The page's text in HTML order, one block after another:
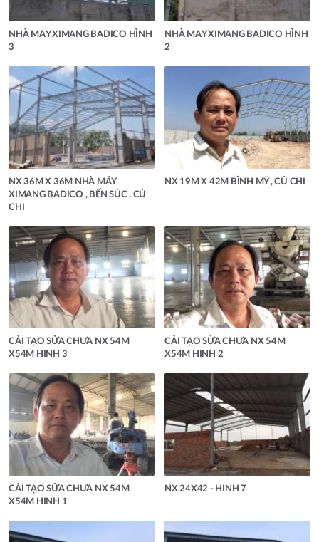
NHÀ MAY XIMANG BADICO HÌNH
3
NHÀ MAY XIMANG BADICO HÌNH
2
NX 36M X 36M NHÀ MÁY
XIMANG BADICO , BẾN SÚC , CỦ
CHI
NX 19M X 42M BÌNH MỸ , CỦ CHI
CẢI TẠO SỬA CHƯA NX 54M
X54M HINH 3
CẢI TẠO SỬA CHƯA NX 54M
X54M HINH 2
CẢI TẠO SỬA CHƯA NX 54M
X54M HINH 1
NX 24X42 - HINH 7